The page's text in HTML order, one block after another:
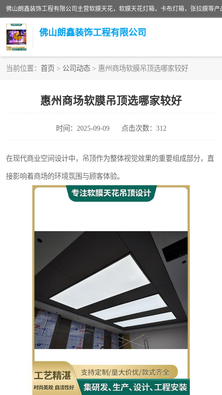
佛山朗鑫装饰工程有限公司
当前位置： 首页 > 公司动态 > 惠州商场软膜吊顶选哪家较好
惠州商场软膜吊顶选哪家较好
时间：2025-09-09 点击次数：312
在现代商业空间设计中，吊顶作为整体视觉效果的重要组成部分，直
接影响着商场的环境氛围与顾客体验。